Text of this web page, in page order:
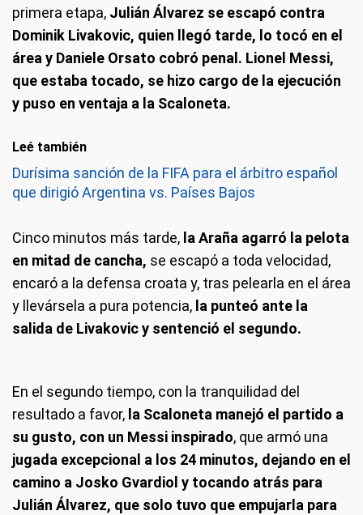
primera etapa, Julián Álvarez se escapó contra
Dominik Livakovic, quien llegó tarde, lo tocó en el
área y Daniele Orsato cobró penal. Lionel Messi,
que estaba tocado, se hizo cargo de la ejecución
y puso en ventaja a la Scaloneta.
Leé también
Durísima sanción de la FIFA para el árbitro español
que dirigió Argentina vs. Países Bajos
Cinco minutos más tarde, la Araña agarró la pelota
en mitad de cancha, se escapó a toda velocidad,
encaró a la defensa croata y, tras pelearla en el área
y llevársela a pura potencia, la punteó ante la
salida de Livakovic y sentenció el segundo.
En el segundo tiempo, con la tranquilidad del
resultado a favor, la Scaloneta manejó el partido a
su gusto, con un Messi inspirado, que armó una
jugada excepcional a los 24 minutos, dejando en el
camino a Josko Gvardiol y tocando atrás para
Julián Álvarez, que solo tuvo que empujarla para